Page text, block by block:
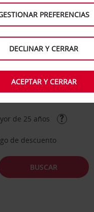
de devolución
HASTA
de 25 años
de descuento
BUSCAR
PREFERENCIAS
DECLINAR Y CERRAR
ACEPTAR Y CERRAR